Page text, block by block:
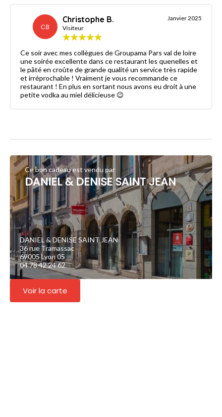
CB
Christophe B.
Visiteur
Janvier 2025
Ce soir avec mes collègues de Groupama Pars val de loire
une soirée excellente dans ce restaurant les quenelles et
le pâté en croûte de grande qualité un service très rapide
et irréprochable ! Vraiment je vous recommande ce
restaurant ! En plus en sortant nous avons eu droit à une
petite vodka au miel délicieuse 😉
Ce bon cadeau est vendu par
DANIEL & DENISE SAINT JEAN
DANIEL & DENISE SAINT JEAN
36 rue Tramassac
69005 Lyon 05
04 78 42 24 62
Voir la carte